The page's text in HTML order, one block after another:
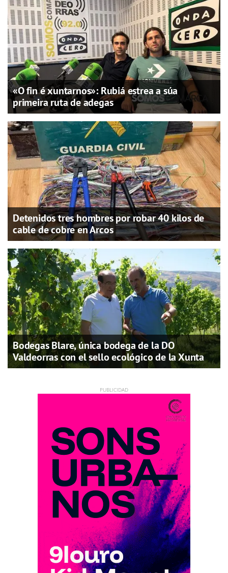
«O fin é xuntarnos»: Rubiá estrea a súa
primeira ruta de adegas
Detenidos tres hombres por robar 40 kilos de
cable de cobre en Arcos
Bodegas Blare, única bodega de la DO
Valdeorras con el sello ecológico de la Xunta